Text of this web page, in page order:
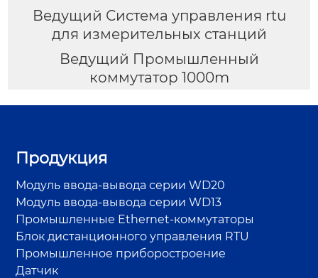
Ведущий Система управления rtu
для измерительных станций
Ведущий Промышленный
коммутатор 1000m
Продукция
Модуль ввода-вывода серии WD20
Модуль ввода-вывода серии WD13
Промышленные Ethernet-коммутаторы
Блок дистанционного управления RTU
Промышленное приборостроение
Датчик